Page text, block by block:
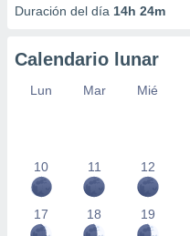
Duración del día 14h 24m
Calendario lunar
Lun Mar Mié
10 11 12
17 18 19